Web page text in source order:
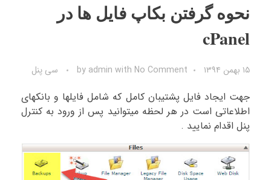
نحوه گرفتن بکاپ فایل ها در
cPanel
۱۵ بهمن ۱۳۹۴ by admin with No Comment سی پنل
جهت ایجاد فایل پشتیبان کامل که شامل فایلها و بانکهای
اطلاعاتی است در هر لحظه میتوانید پس از ورود به کنترل
پنل اقدام نمایید .